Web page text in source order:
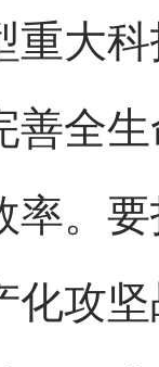
重大
善全
率。
化攻